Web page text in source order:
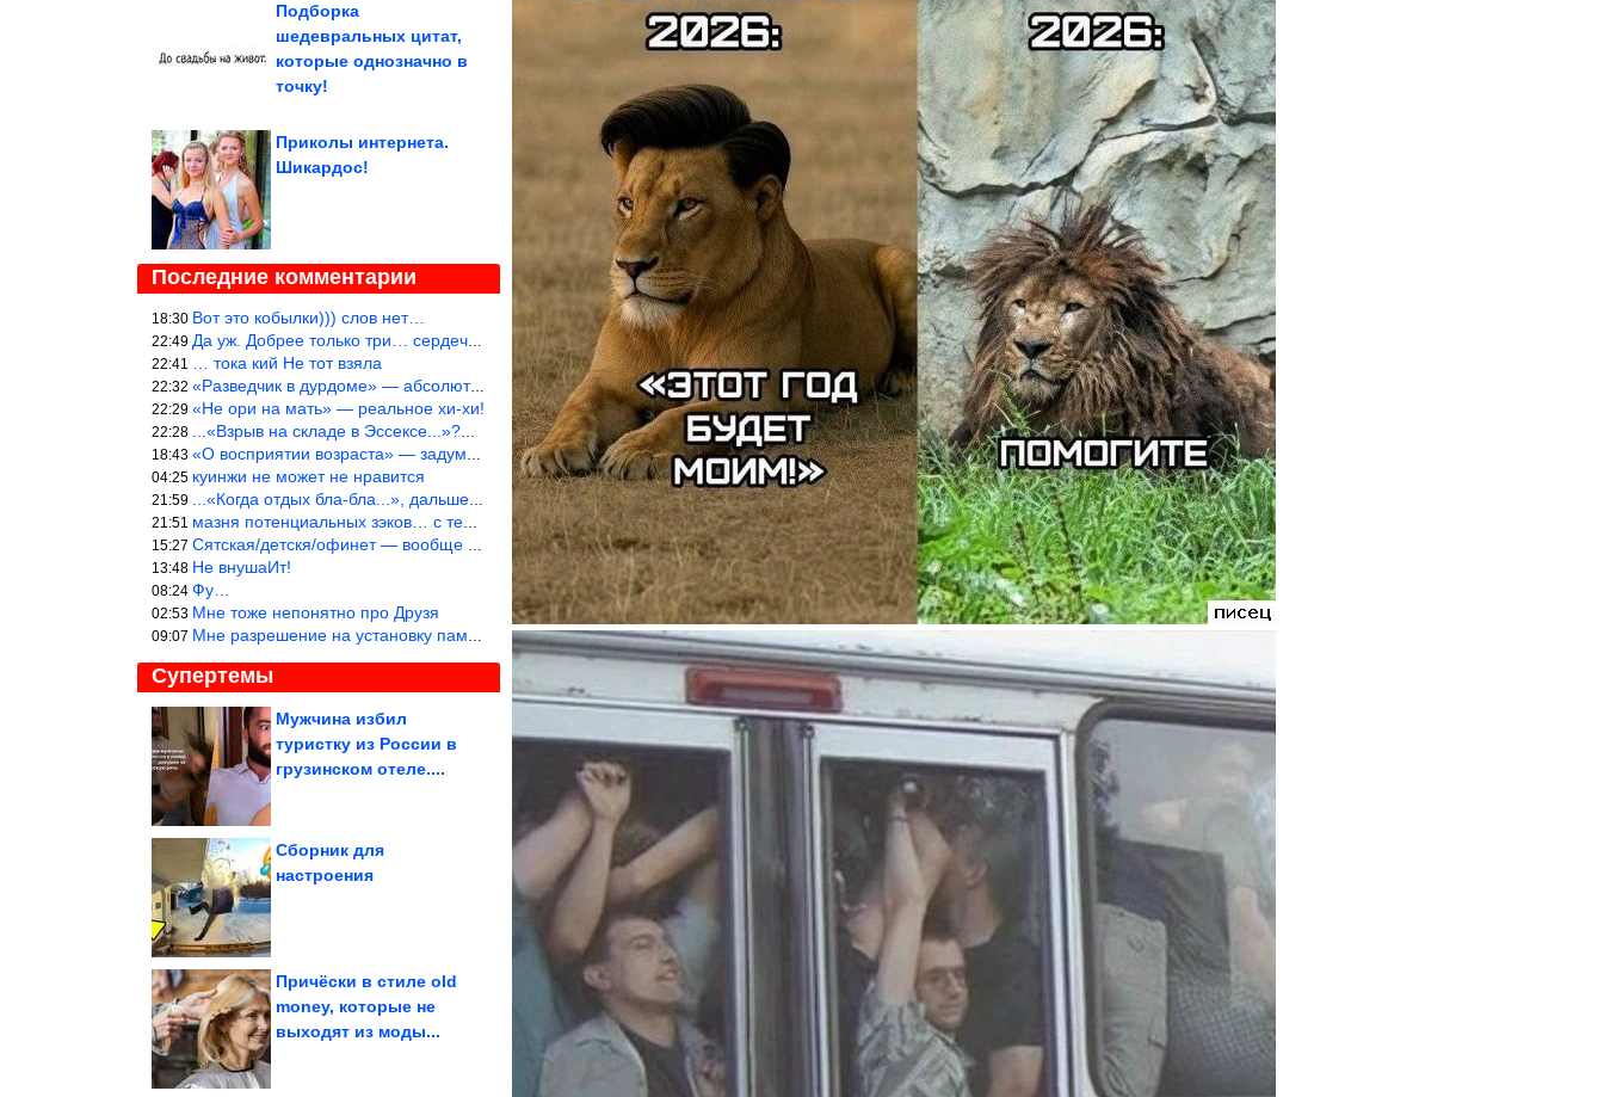
Подборка
шедевральных цитат,
которые однозначно в
точку!
Приколы интернета.
Шикардос!
Последние комментарии
18:30 Вот это кобылки))) слов нет…
22:49 Да уж. Добрее только три… сердечка!
22:41 … тока кий Не тот взяла
22:32 «Разведчик в дурдоме» — абсолютное попадание!
22:29 «Не ори на мать» — реальное хи-хи!
22:28 ...«Взрыв на складе в Эссексе...»?… Служу России!
18:43 «О восприятии возраста» — задумался. На сколько раньше быстрее в
04:25 куинжи не может не нравится
21:59 ...«Когда отдых бла-бла...», дальше Большой вопрос. «приходитЬся
21:51 мазня потенциальных зэков… с тем же смыслом…
15:27 Сятская/детскя/офинет — вообще шедеврально!
13:48 Не внушаИт!
08:24 Фу…
02:53 Мне тоже непонятно про Друзя
09:07 Мне разрешение на установку памятника разрешение выдало Управлен
Супертемы
Мужчина избил
туристку из России в
грузинском отеле....
Факты о мозге, которые
но...
Сборник для
настроения
Причёски в стиле old
money, которые не
выходят из моды...